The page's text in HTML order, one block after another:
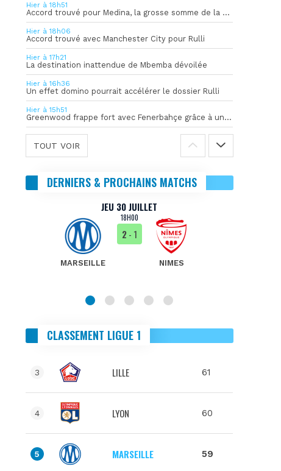
Hier à 18h51
Accord trouvé pour Medina, la grosse somme de la vente dévoilée
Hier à 18h06
Accord trouvé avec Manchester City pour Rulli
Hier à 17h21
La destination inattendue de Mbemba dévoilée
Hier à 16h36
Un effet domino pourrait accélérer le dossier Rulli
Hier à 15h51
Greenwood frappe fort avec Fenerbahçe grâce à un but spectaculaire
TOUT VOIR
DERNIERS & PROCHAINS MATCHS
JEU 30 JUILLET
18H00
MARSEILLE
2- 1
NIMES
CLASSEMENT LIGUE 1
3 LILLE 61
4 LYON 60
5 MARSEILLE 59